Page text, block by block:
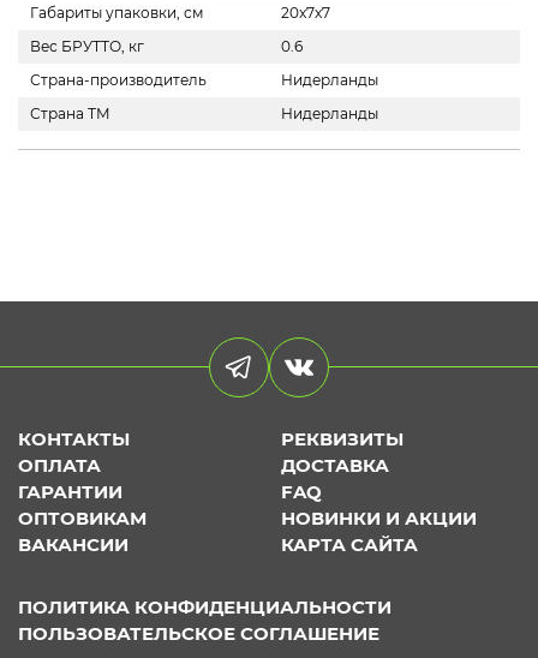
Габариты упаковки, см
20x7x7
Вес БРУТТО, кг
0.6
Страна-производитель
Нидерланды
Страна ТМ
Нидерланды
КОНТАКТЫ
РЕКВИЗИТЫ
ОПЛАТА
ДОСТАВКА
ГАРАНТИИ
FAQ
ОПТОВИКАМ
НОВИНКИ И АКЦИИ
ВАКАНСИИ
КАРТА САЙТА
ПОЛИТИКА КОНФИДЕНЦИАЛЬНОСТИ
ПОЛЬЗОВАТЕЛЬСКОЕ СОГЛАШЕНИЕ